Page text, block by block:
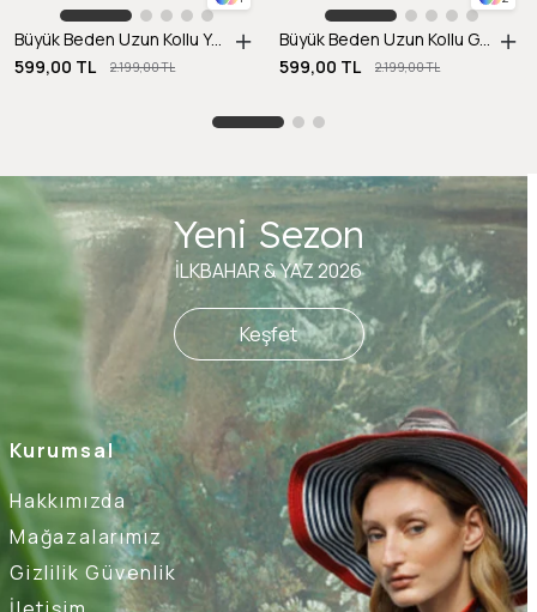
Büyük Beden Uzun Kollu Yanı Yırtmaçlı Gömlek-KEMIK
599,00 TL
2.199,00 TL
Büyük Beden Uzun Kollu Gömlek-SİYAH
599,00 TL
2.199,00 TL
Kurumsal
Hakkımızda
Mağazalarımız
Gizlilik Güvenlik
Yeni Sezon
İLKBAHAR & YAZ 2026
Keşfet